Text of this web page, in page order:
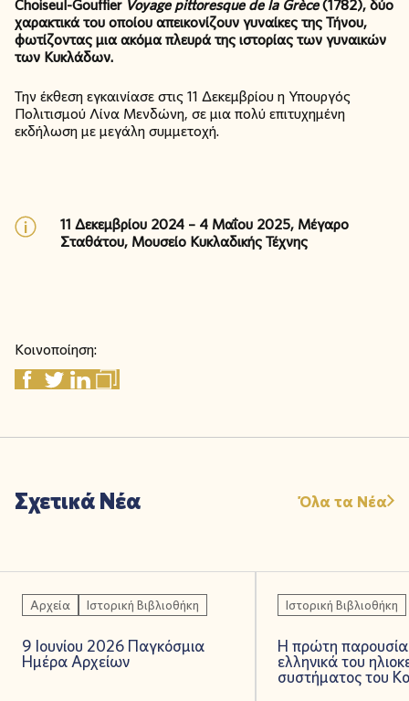
Choiseul-Gouffier Voyage pittoresque de la Grèce(1782), δύο
χαρακτικά του οποίου απεικονίζουν γυναίκες της Τήνου,
φωτίζοντας μια ακόμα πλευρά της ιστορίας των γυναικών
των Κυκλάδων.
Την έκθεση εγκαινίασε στις 11 Δεκεμβρίου η Υπουργός
Πολιτισμού Λίνα Μενδώνη, σε μια πολύ επιτυχημένη
εκδήλωση με μεγάλη συμμετοχή.
11 Δεκεμβρίου 2024 – 4 Μαΐου 2025, Μέγαρο
Σταθάτου, Μουσείο Κυκλαδικής Τέχνης
Κοινοποίηση:
Σχετικά Νέα Όλα τα Νέα
Αρχεία Ιστορική Βιβλιοθήκη
9 Ιουνίου 2026 Παγκόσμια
Ημέρα Αρχείων
Ιστορική Βιβλιοθήκη
Η πρώτη
ελληνικά του
συστήματος του